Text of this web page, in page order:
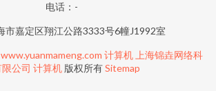
电话：-
市嘉定区翔江公路3333号6幢J1992室
www.yuanmameng.com 计算机 上海锦垚网络科
公司 计算机 版权所有Sitemap